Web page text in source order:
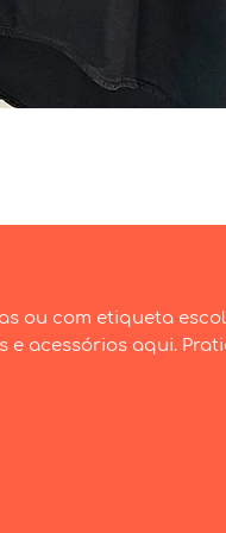
ou com etiqueta
e acessórios aqui.